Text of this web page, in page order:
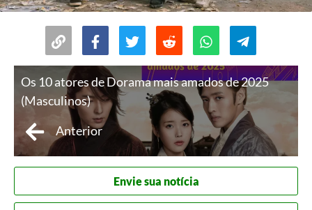
Os 10 atores de Dorama mais amados de 2025
(Masculinos)
Anterior
Envie sua notícia